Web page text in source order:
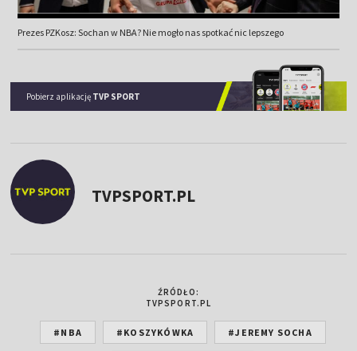
Prezes PZKosz: Sochan w NBA? Nie mogło nas spotkać nic lepszego
Pobierz aplikację TVP SPORT
TVPSPORT.PL
ŹRÓDŁO:
TVPSPORT.PL
#NBA #KOSZYKÓWKA #JEREMY SOCHA